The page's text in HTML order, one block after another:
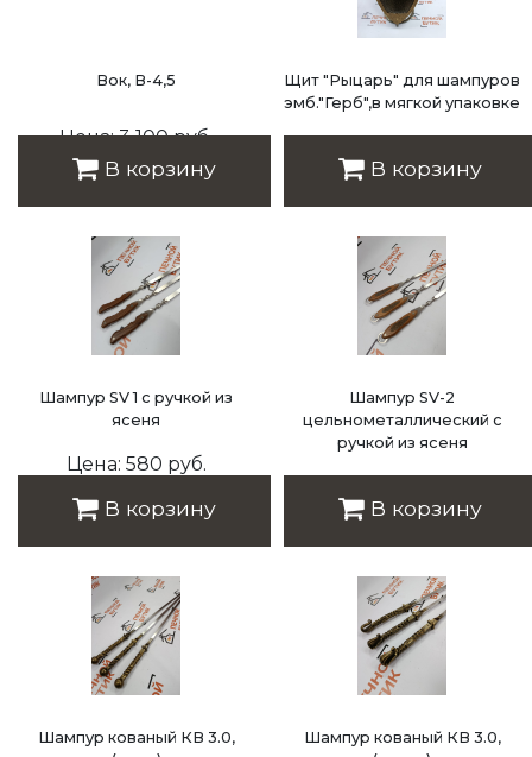
Вок, В-4,5
Цена: 3 100 руб.
В корзину
Щит "Рыцарь" для шампуров
эмб."Герб",в мягкой упаковке
В корзину
Шампур SV 1 с ручкой из
ясеня
Цена: 580 руб.
В корзину
Шампур SV-2
цельнометаллический с
ручкой из ясеня
В корзину
Шампур кованый КВ 3.0,
Шампур кованый КВ 3.0,